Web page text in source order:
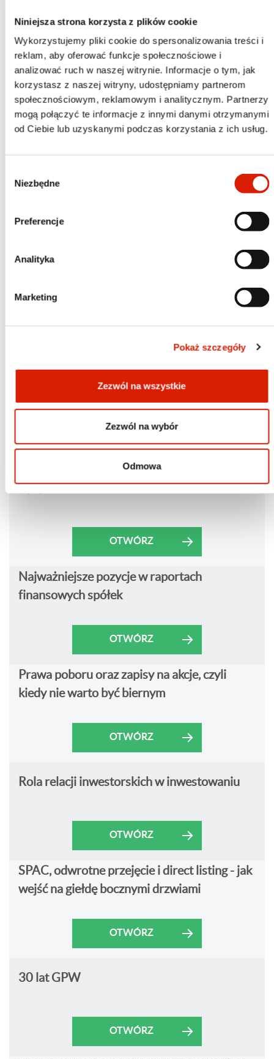
Niniejsza strona korzysta z plików cookie
Wykorzystujemy pliki cookie do spersonalizowania treści i
reklam, aby oferować funkcje społecznościowe i
analizować ruch w naszej witrynie. Informacje o tym, jak
korzystasz z naszej witryny, udostępniamy partnerom
społecznościowym, reklamowym i analitycznym. Partnerzy
mogą połączyć te informacje z innymi danymi otrzymanymi
od Ciebie lub uzyskanymi podczas korzystania z ich usług.
zgody
Niezbędne
Preferencje
Analityka
Marketing
Pokaż szczegóły
Zezwól na wszystkie
Zezwól na wybór
Odmowa
OTWÓRZ
Strategia kontrariańska i momentum
Banki centralne i ich wpływ na świat
Po co nam indeksy giełdowe
ESG - nowy trend w inwestycyjnym świecie
OTWÓRZ
Ryzyka w inwestowaniu
OTWÓRZ
Najważniejsze pozycje w raportach
finansowych spółek
OTWÓRZ
Prawa poboru oraz zapisy na akcje, czyli
kiedy nie warto być biernym
OTWÓRZ
Rola relacji inwestorskich w inwestowaniu
OTWÓRZ
SPAC, odwrotne przejęcie i direct listing - jak
wejść na giełdę bocznymi drzwiami
OTWÓRZ
30 lat GPW
OTWÓRZ